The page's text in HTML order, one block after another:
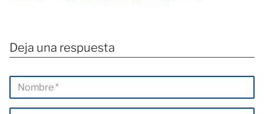
Deja una respuesta